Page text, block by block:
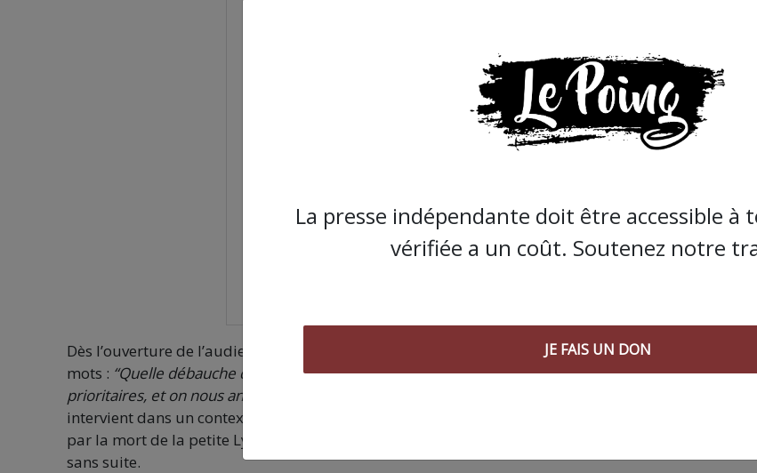
Dès l’ouverture de l’audience, le parquet annonce son désistement. Le président de séance ne
mots : “Quelle débauche de moyens. On se plaint que les tribunaux soient engorgés, on a plein
prioritaires, et on nous annonce que le parquet se désiste au dernier moment…”
intervient dans un contexte de débat national sur les dysfonctionnements de la justice, ravivé
par la mort de la petite Lyhanna, dont l’agresseur présumé avait fait l’objet de plusieurs plaintes
sans suite.
La presse indépendante doit être accessible à
vérifiée a un coût. Soutenez notre
JE FAIS UN DON